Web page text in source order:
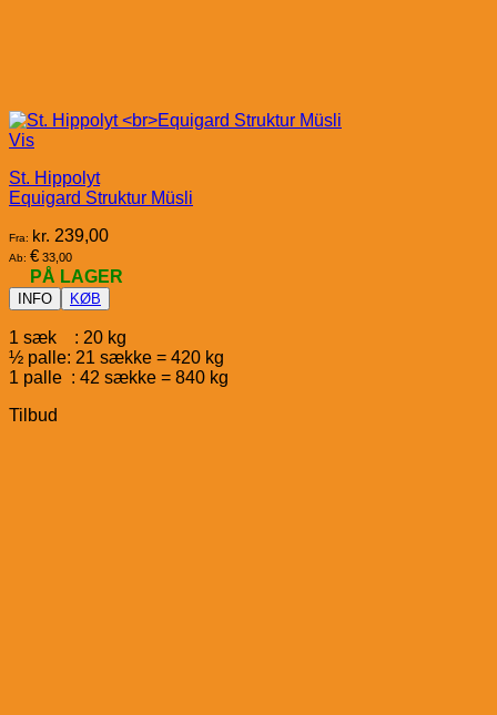
Vis
St. Hippolyt
Equigard Struktur Müsli
Fra: kr. 239,00
Ab: € 33,00
PÅ LAGER
INFO KØB
1 sæk : 20 kg
½ palle: 21 sække = 420 kg
1 palle : 42 sække = 840 kg
Tilbud